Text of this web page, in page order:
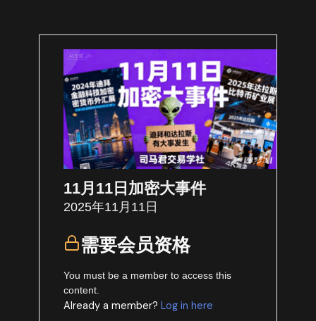
11月11日加密大事件
2025年11月11日
需要会员资格
You must be a member to access this
content.
Already a member?Log in here